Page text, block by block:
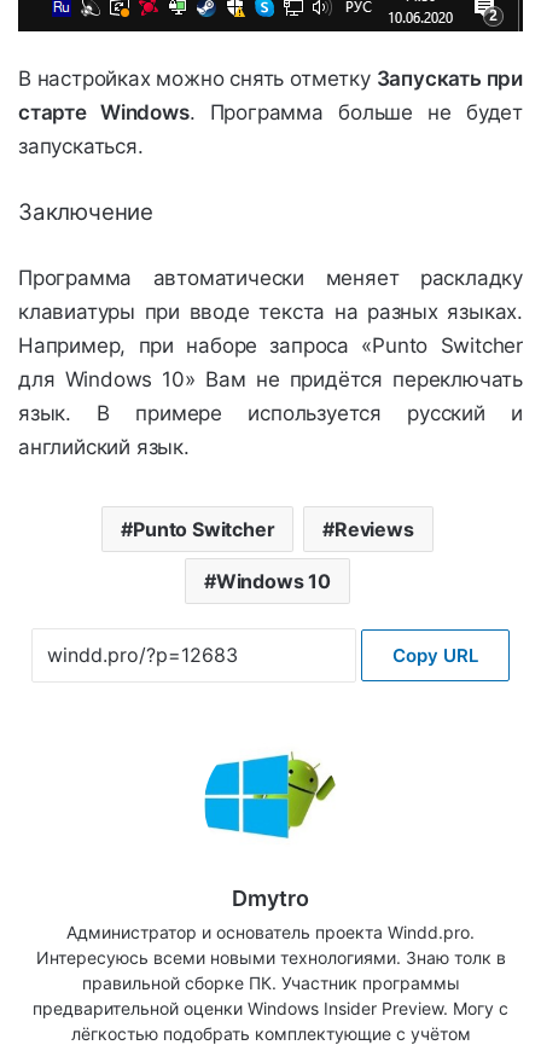
В настройках можно снять отметку Запускать при
старте Windows. Программа больше не будет
запускаться.
Заключение
Программа автоматически меняет раскладку
клавиатуры при вводе текста на разных языках.
Например, при наборе запроса «Punto Switcher
для Windows 10» Вам не придётся переключать
язык. В примере используется русский и
английский язык.
Punto Switcher Reviews
Windows 10
Copy URL
Dmytro
Администратор и основатель проекта Windd.pro.
Интересуюсь всеми новыми технологиями. Знаю толк в
правильной сборке ПК. Участник программы
предварительной оценки Windows Insider Preview. Могу с
лёгкостью подобрать комплектующие с учётом